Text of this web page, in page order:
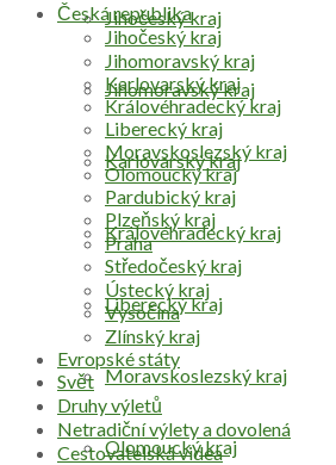
Jihočeský kraj
Jihomoravský kraj
Karlovarský kraj
Královéhradecký kraj
Liberecký kraj
Moravskoslezský kraj
Olomoucký kraj
Česká republika
Jihočeský kraj
Jihomoravský kraj
Karlovarský kraj
Královéhradecký kraj
Liberecký kraj
Moravskoslezský kraj
Olomoucký kraj
Pardubický kraj
Plzeňský kraj
Praha
Středočeský kraj
Ústecký kraj
Vysočina
Zlínský kraj
Evropské státy
Svět
Druhy výletů
Netradiční výlety a dovolená
Cestovatelská videa